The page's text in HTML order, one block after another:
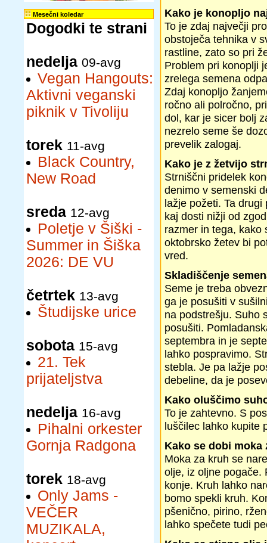
Mesečni koledar
Dogodki te strani
nedelja 09-avg
Vegan Hangouts:
Aktivni veganski
piknik v Tivoliju
torek 11-avg
Black Country,
New Road
sreda 12-avg
Poletje v Šiški -
Summer in Šiška
2026: DE VU
četrtek 13-avg
Študijske urice
sobota 15-avg
21. Tek
prijateljstva
nedelja 16-avg
Pihalni orkester
Gornja Radgona
torek 18-avg
Only Jams -
VEČER
MUZIKALA,
Kako je konopljo
To je zdaj največji
obstoječa tehnika v
rastline, zato so pri
Problem pri konoplji
zrelega semena
Zdaj konopljo
ročno ali polročno,
dol, kar je sicer bolj
nezrelo seme še
prevelik zalogaj.
Kako je z žetvijo
Strniščni pridelek
denimo v semenski
lažje požeti. Ta
kaj dosti nižji od
razmer in tega, kako
oktobrsko žetev bi
vred.
Skladiščenje
Seme je treba
ga je posušiti v
na podstrešju. Suho
posušiti.
septembra in je
lahko pospravimo.
stebla. Je pa lažje
debeline, da je
Kako oluščimo
To je zahtevno. S
luščilec lahko kupite
Kako se dobi moka
Moka za kruh se
olje, iz oljne pogače.
konje. Kruh lahko
bomo spekli kruh.
pšenično, pirino,
lahko spečete tudi